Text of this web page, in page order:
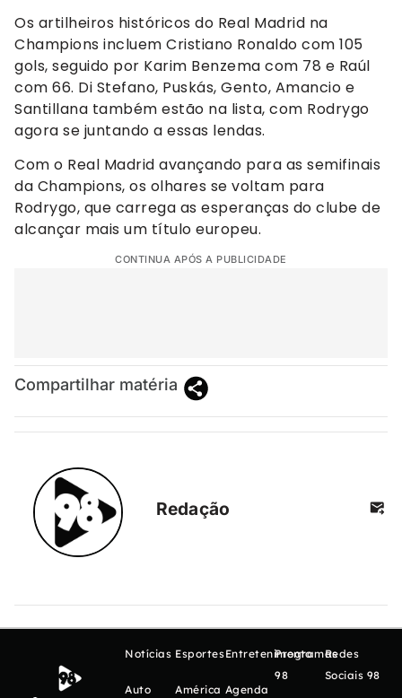
Os artilheiros históricos do Real Madrid na
Champions incluem Cristiano Ronaldo com 105
gols, seguido por Karim Benzema com 78 e Raúl
com 66. Di Stefano, Puskás, Gento, Amancio e
Santillana também estão na lista, com Rodrygo
agora se juntando a essas lendas.
Com o Real Madrid avançando para as semifinais
da Champions, os olhares se voltam para
Rodrygo, que carrega as esperanças do clube de
alcançar mais um título europeu.
CONTINUA APÓS A PUBLICIDADE
Compartilhar matéria
Redação
Notícias
Auto
Esportes
América
Entretenimento
Agenda
Programas
98
Redes
Sociais 98